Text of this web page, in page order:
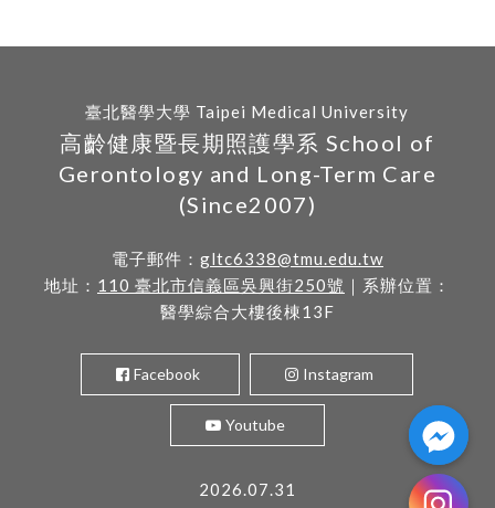
臺北醫學大學 Taipei Medical University
高齡健康暨長期照護學系 School of
Gerontology and Long-Term Care
(Since2007)
電子郵件： gltc6338@tmu.edu.tw
地址： 110 臺北市信義區吳興街250號 ｜系辦位置：
醫學綜合大樓後棟13F
Facebook Instagram
Youtube
2026.07.31